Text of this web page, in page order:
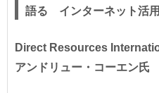
語る インターネット活
Direct Resources
アンドリュー・コーエン氏